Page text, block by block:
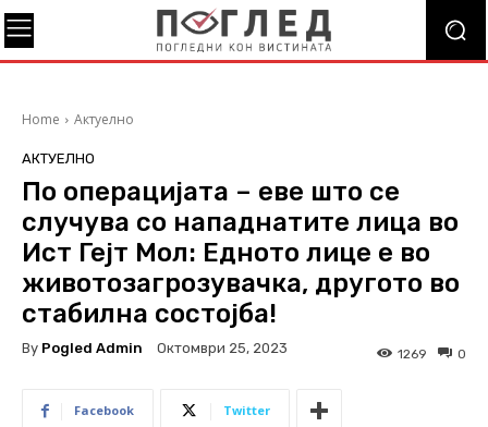
Home Актуелно
АКТУЕЛНО
По операцијата – еве што се
случува со нападнатите лица во
Ист Гејт Мол: Едното лице е во
животозагрозувачка, другото во
стабилна состојба!
By Pogled Admin Октомври 25, 2023 0
1269
Facebook Twitter